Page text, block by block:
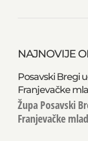
NAJNOVIJE
Posavski Bregi
Franjevačke
Župa Posavski
Franjevačke